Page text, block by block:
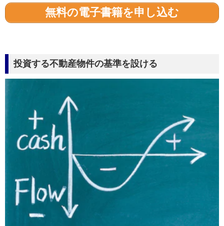
無料の電子書籍を申し込む
投資する不動産物件の基準を設ける